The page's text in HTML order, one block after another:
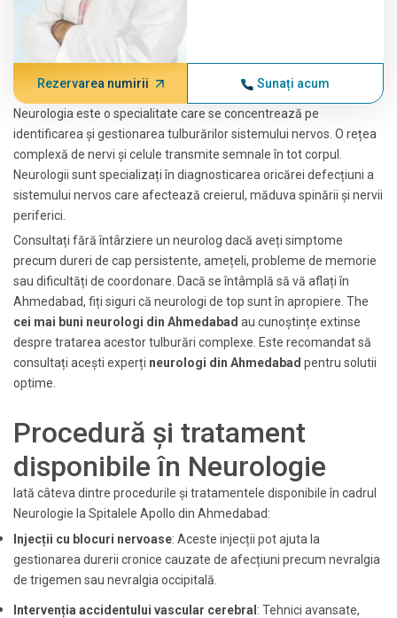
Rezervarea numirii Sunați acum
Neurologia este o specialitate care se concentrează pe
identificarea și gestionarea tulburărilor sistemului nervos. O rețea
complexă de nervi și celule transmite semnale în tot corpul.
Neurologii sunt specializați în diagnosticarea oricărei defecțiuni a
sistemului nervos care afectează creierul, măduva spinării și nervii
periferici.
Consultați fără întârziere un neurolog dacă aveți simptome
precum dureri de cap persistente, amețeli, probleme de memorie
sau dificultăți de coordonare. Dacă se întâmplă să vă aflați în
Ahmedabad, fiți siguri că neurologi de top sunt în apropiere. The
cei mai buni neurologi din Ahmedabad au cunoștințe extinse
despre tratarea acestor tulburări complexe. Este recomandat să
consultați acești experți neurologi din Ahmedabad pentru solutii
optime.
Procedură și tratament
disponibile în Neurologie
Iată câteva dintre procedurile și tratamentele disponibile în cadrul
Neurologie la Spitalele Apollo din Ahmedabad:
Injecții cu blocuri nervoase: Aceste injecții pot ajuta la
gestionarea durerii cronice cauzate de afecțiuni precum nevralgia
de trigemen sau nevralgia occipitală.
Intervenția accidentului vascular cerebral : Tehnici avansate,